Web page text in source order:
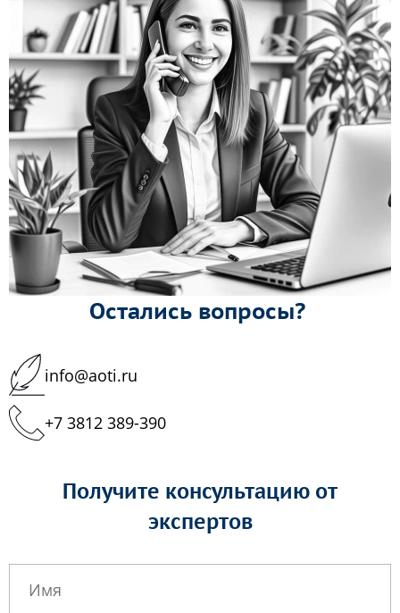
Остались вопросы?
info@aoti.ru
+7 3812 389-390
Получите консультацию от
экспертов